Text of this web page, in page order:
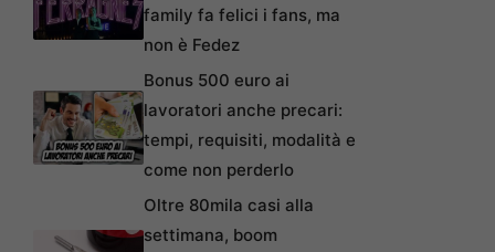
family fa felici i fans, ma
non è Fedez
Bonus 500 euro ai
lavoratori anche precari:
tempi, requisiti, modalità e
come non perderlo
Oltre 80mila casi alla
settimana, boom